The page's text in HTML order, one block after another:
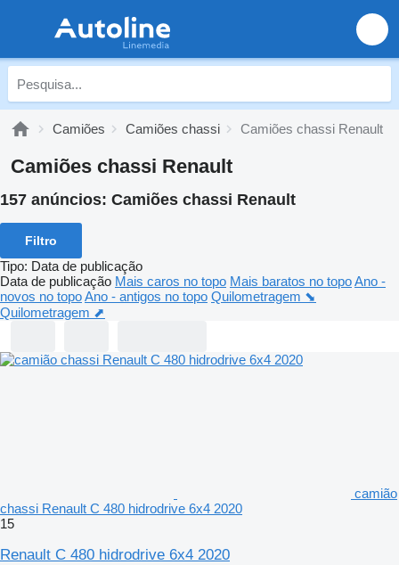
Camiões Camiões chassi Camiões chassi Renault
Camiões chassi Renault
157 anúncios: Camiões chassi Renault
Filtro
Tipo: Data de publicação
Data de publicação Mais caros no topo Mais baratos no topoAno -
novos no topoAno - antigos no topo Quilometragem ⬊
Quilometragem ⬈
camião
chassi Renault C 480 hidrodrive 6x4 2020
15
Renault C 480 hidrodrive 6x4 2020